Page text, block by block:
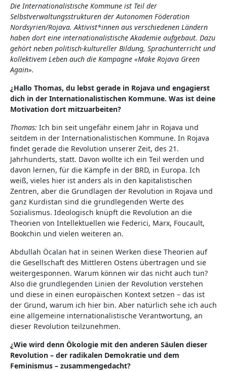
Die Internationalistische Kommune ist Teil der
Selbstverwaltungsstrukturen der Autonomen Föderation
Nordsyrien/Rojava. Aktivist*innen aus verschiedenen Ländern
haben dort eine internationalistische Akademie aufgebaut. Dazu
gehört neben politisch-kultureller Bildung, Sprachunterricht und
kollektivem Leben auch die Kampagne «Make Rojava Green
Again».
¿Hallo Thomas, du lebst gerade in Rojava und engagierst
dich in der Internationalistischen Kommune. Was ist deine
Motivation dort mitzuarbeiten?
Thomas: Ich bin seit ungefähr einem Jahr in Rojava und
seitdem in der Internationalistischen Kommune. In Rojava
findet gerade die Revolution unserer Zeit, des 21.
Jahrhunderts, statt. Davon wollte ich ein Teil werden und
davon lernen, für die Kämpfe in der BRD, in Europa. Ich
weiß, vieles hier ist anders als in den kapitalistischen
Zentren, aber die Grundlagen der Revolution in Rojava und
ganz Kurdistan sind die grundlegenden Werte des
Sozialismus. Ideologisch knüpft die Revolution an die
Theorien von Intellektuellen wie Federici, Marx, Foucault,
Bookchin und vielen weiteren an.
Abdullah Öcalan hat in seinen Werken diese Theorien auf
die Gesellschaft des Mittleren Ostens übertragen und sie
weitergesponnen. Warum können wir das nicht auch tun?
Also die grundlegenden Linien der Revolution verstehen
und diese in einen europäischen Kontext setzen – das ist
der Grund, warum ich hier bin. Aber natürlich sehe ich auch
eine allgemeine internationalistische Verantwortung, an
dieser Revolution teilzunehmen.
¿Wie wird denn Ökologie mit den anderen Säulen dieser
Revolution – der radikalen Demokratie und dem
Feminismus – zusammengedacht?